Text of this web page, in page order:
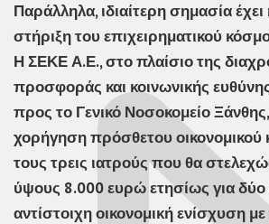
Παράλληλα, ιδιαίτερη σημασία
στήριξη του επιχειρηματικού
Η ΣΕΚΕ Α.Ε., στο πλαίσιο της
προσφοράς και κοινωνικής
προς το Γενικό Νοσοκομείο
χορήγηση πρόσθετου οικονομικού
τους τρεις ιατρούς που θα
ύψους 8.000 ευρώ ετησίως για δύο
αντίστοιχη οικονομική ενίσχυση